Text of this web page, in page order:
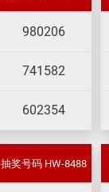
980206
741582
602354
抽奖号码 HW-8488